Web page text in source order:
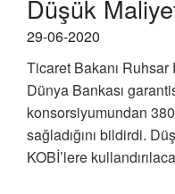
Düşük
29-06-2020
Ticaret Bakanı Ruhsar
Dünya Bankası
konsorsiyumundan
sağladığını bildirdi.
KOBİ’lere